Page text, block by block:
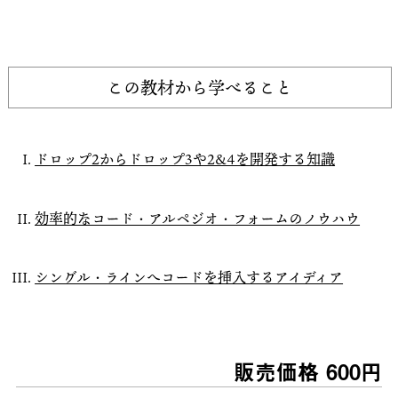
この教材から学べること
ドロップ2からドロップ3や2&4を開発する知識
効率的なコード・アルペジオ・フォームのノウハウ
シングル・ラインへコードを挿入するアイディア
販売価格 600円